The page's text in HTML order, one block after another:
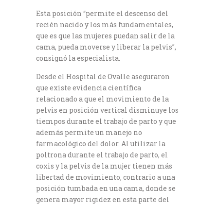
Esta posición “permite el descenso del
recién nacido y los más fundamentales,
que es que las mujeres puedan salir de la
cama, pueda moverse y liberar la pelvis”,
consignó la especialista.
Desde el Hospital de Ovalle aseguraron
que existe evidencia científica
relacionado a que el movimiento de la
pelvis en posición vertical disminuye los
tiempos durante el trabajo de parto y que
además permite un manejo no
farmacológico del dolor. Al utilizar la
poltrona durante el trabajo de parto, el
coxis y la pelvis de la mujer tienen más
libertad de movimiento, contrario a una
posición tumbada en una cama, donde se
genera mayor rigidez en esta parte del